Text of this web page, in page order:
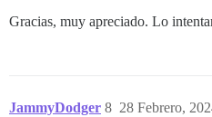
Gracias, muy apreciado. Lo
JammyDodger 28 Febrero,
8